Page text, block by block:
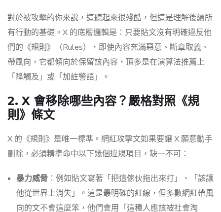
對於被攻擊的你來說，這聽起來很殘酷，但這是理解後續所
有行動的基礎。X 的底層邏輯是：只要貼文沒有明確違反他
們的《規則》（Rules），即使內容充滿惡意、斷章取義、
帶風向，它都傾向於保留該內容，頂多是在演算法推薦上
「降觸及」或「加註警語」。
2. X 會移除哪些內容？嚴格對照《規
則》條文
X 的《規則》是唯一標準。網紅攻擊文如果要讓 X 願意動手
刪除，必須精準命中以下幾個違規項目，缺一不可：
暴力威脅 ：例如貼文寫著「把這傢伙拖出來打」、「該讓
他從世界上消失」。這是最明確的紅線，但多數網紅帶風
向的文不會這麼笨，他們會用「這種人應該被社會淘